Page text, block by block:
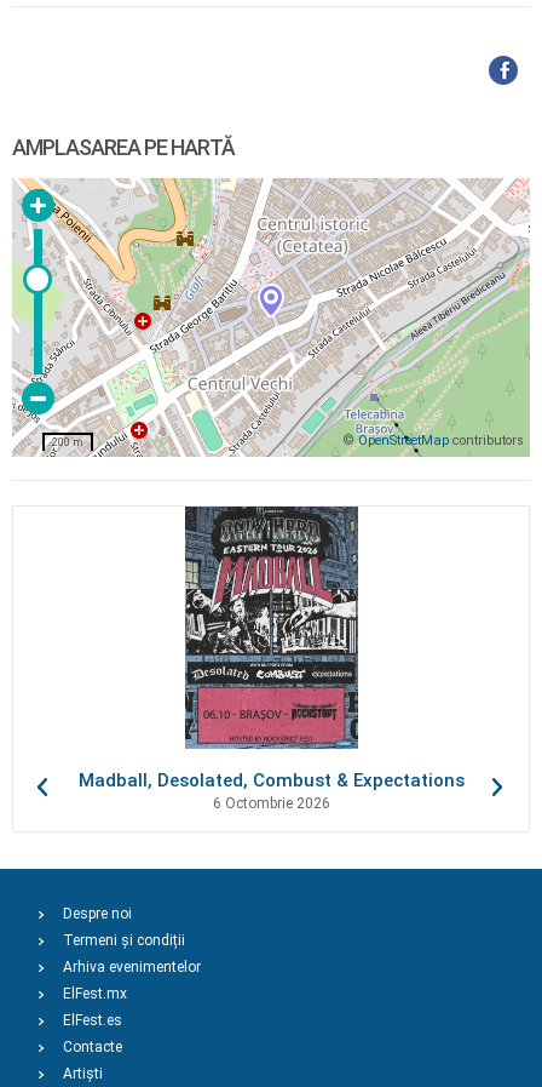
AMPLASAREA PE HARTĂ
©OpenStreetMap contributors
200 m
Madball, Desolated, Combust & Expectations
6 Octombrie 2026
Despre noi
Termeni și condiții
Arhiva evenimentelor
ElFest.mx
ElFest.es
Contacte
Artiști